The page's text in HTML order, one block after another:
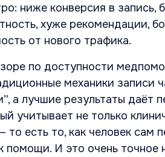
ниже конверсия в запись,
хуже рекомендации,
от нового трафика.
по доступности
механики записи
а лучшие результаты даёт
учитывает не только
то есть то, как человек сам
помощи. И это очень точное